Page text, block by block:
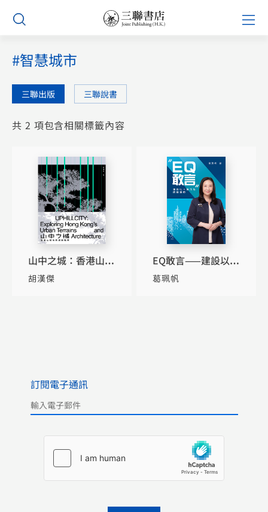
Skip
content
#智慧城市
三聯出版 三聯說書
共 2 項包含相關標籤內容
山中之城：香港山城
地景建築觀察
胡漢傑
EQ敢言——建設以人
為本的智慧城市
葛珮帆
訂閱電子通訊